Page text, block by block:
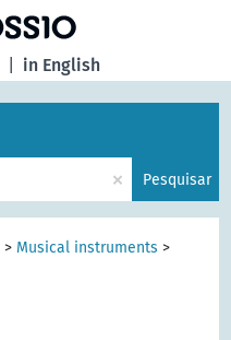
in English
× Pesquisar
> Musical instruments >